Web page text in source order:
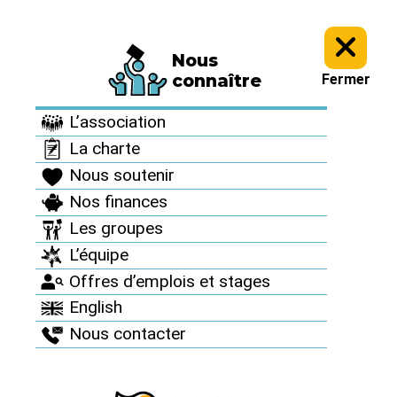
Nous
connaître
L’association
La charte
Nous soutenir
Nos finances
Les groupes
L’équipe
Offres d’emplois et stages
English
Nous contacter
Fermer
Informez vous > Revue "Sortir du nucléaire" >
Sortir du nucléaire
Sortir du nucléaire
n°27
Juillet 2005